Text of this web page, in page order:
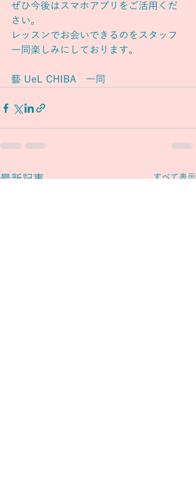
ぜひ今後はスマホアプリをご活用くだ
さい。
レッスンでお会いできるのをスタッフ
一同楽しみにしております。
​藝 UeL CHIBA　一同
最新記事 すべて表示